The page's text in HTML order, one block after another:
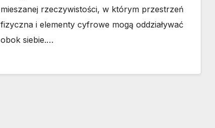
mieszanej rzeczywistości, w którym przestrzeń
fizyczna i elementy cyfrowe mogą oddziaływać
obok siebie.…